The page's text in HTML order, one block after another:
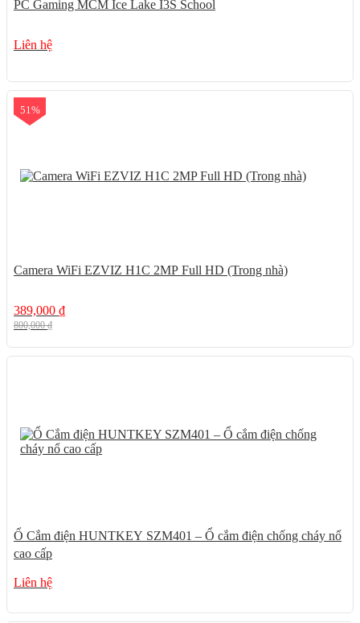
PC Gaming MCM Ice Lake I3S School
Liên hệ
51%
Camera WiFi EZVIZ H1C 2MP Full HD (Trong nhà)
389,000 ₫
800,000₫
Ổ Cắm điện HUNTKEY SZM401 – Ổ cắm điện chống cháy nổ
cao cấp
Liên hệ